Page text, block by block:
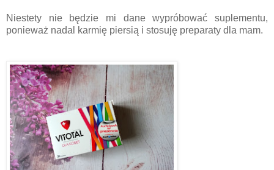
Niestety nie będzie mi dane wypróbować suplementu,
ponieważ nadal karmię piersią i stosuję preparaty dla mam.